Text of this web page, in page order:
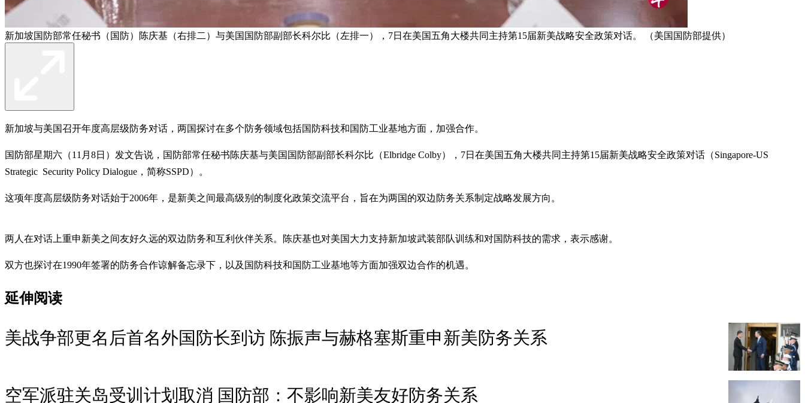
新加坡国防部常任秘书（国防）陈庆基（右排二）与美国国防部副部长科尔比（左排一），7日在美国五角大楼共同主持第15届新美战略安全政策对话。 （美国国防部提供）
新加坡与美国召开年度高层级防务对话，两国探讨在多个防务领域包括国防科技和国防工业基地方面，加强合作。
国防部星期六（11月8日）发文告说，国防部常任秘书陈庆基与美国国防部副部长科尔比（Elbridge Colby），7日在美国五角大楼共同主持第15届新美战略安全政策对话（Singapore-US
Strategic Security Policy Dialogue，简称SSPD）。
这项年度高层级防务对话始于2006年，是新美之间最高级别的制度化政策交流平台，旨在为两国的双边防务关系制定战略发展方向。
两人在对话上重申新美之间友好久远的双边防务和互利伙伴关系。陈庆基也对美国大力支持新加坡武装部队训练和对国防科技的需求，表示感谢。
双方也探讨在1990年签署的防务合作谅解备忘录下，以及国防科技和国防工业基地等方面加强双边合作的机遇。
延伸阅读
美战争部更名后首名外国防长到访 陈振声与赫格塞斯重申新美防务关系
空军派驻关岛受训计划取消 国防部：不影响新美友好防务关系